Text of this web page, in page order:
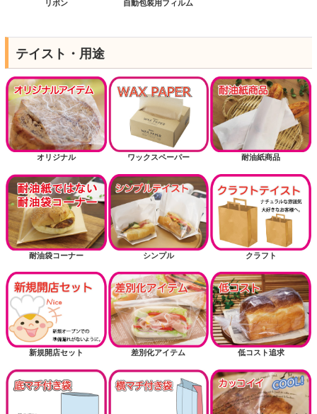
リボン 自動包装用フィルム
テイスト・用途
オリジナル ワックスペーパー 耐油紙商品
耐油袋コーナー シンプル クラフト
新規開店セット 差別化アイテム 低コスト追求